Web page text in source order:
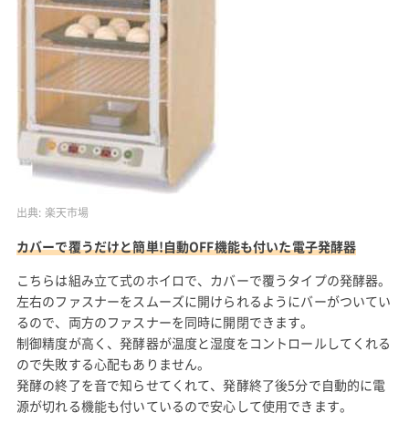
出典: 楽天市場
カバーで覆うだけと簡単!自動OFF機能も付いた電子発酵器
こちらは組み立て式のホイロで、カバーで覆うタイプの発酵器。
左右のファスナーをスムーズに開けられるようにバーがついてい
るので、両方のファスナーを同時に開閉できます。
制御精度が高く、発酵器が温度と湿度をコントロールしてくれる
ので失敗する心配もありません。
発酵の終了を音で知らせてくれて、発酵終了後5分で自動的に電
源が切れる機能も付いているので安心して使用できます。